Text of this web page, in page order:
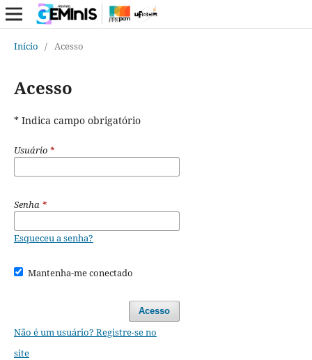
Início / Acesso
Acesso
* Indica campo obrigatório
Usuário *
Senha *
Esqueceu a senha?
Mantenha-me conectado
Acesso
Não é um usuário? Registre-se no
site